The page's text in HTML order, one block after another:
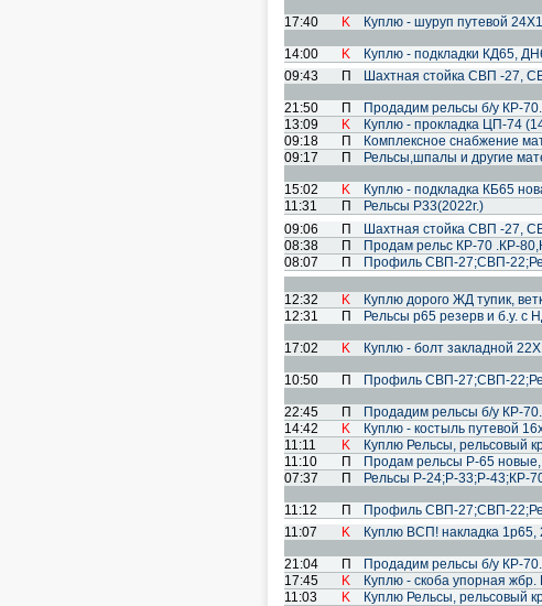
17:40
K Куплю - шуруп путевой
14:00
K Куплю - подкладки КД65,
09:43
П Шахтная стойка СВП -27,
21:50
П Продадим рельсы б/у КР-70.
13:09
K Куплю - прокладка ЦП-74
09:18
П Комплексное снабжение
09:17
П Рельсы,шпалы и другие
15:02
K Куплю - подкладка КБ65
11:31
П Рельсы Р33(2022г.)
09:06
П Шахтная стойка СВП -27,
08:38
П Продам рельс КР-70 .КР-
08:07
П Профиль СВП-27;СВП-
12:32
K Куплю дорого ЖД тупик,
12:31
П Рельсы р65 резерв и б.у.
17:02
K Куплю - болт закладной
10:50
П Профиль СВП-27;СВП-
22:45
П Продадим рельсы б/у КР-70.
14:42
K Куплю - костыль путевой
11:11
K Куплю Рельсы, рельсовый
11:10
П Продам рельсы Р-65 новые,
07:37
П Рельсы Р-24;Р-33;Р-43;КР-
11:12
П Профиль СВП-27;СВП-
11:07
K Куплю ВСП! накладка 1р65,
21:04
П Продадим рельсы б/у КР-70.
17:45
K Куплю - скоба упорная
11:03
K Куплю Рельсы, рельсовый